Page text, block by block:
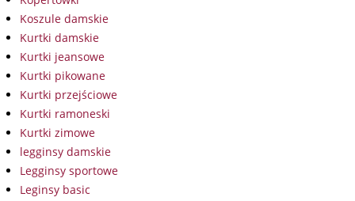
Koszule damskie
Kurtki damskie
Kurtki jeansowe
Kurtki pikowane
Kurtki przejściowe
Kurtki ramoneski
Kurtki zimowe
legginsy damskie
Legginsy sportowe
Leginsy basic